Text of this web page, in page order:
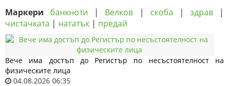
Маркери банкноти | Велков | скоба | здрав|
чистачката | нататък | предай
Вече има достъп до Регистър по несъстоятелност на
физическите лица
04.08.2026 06:35